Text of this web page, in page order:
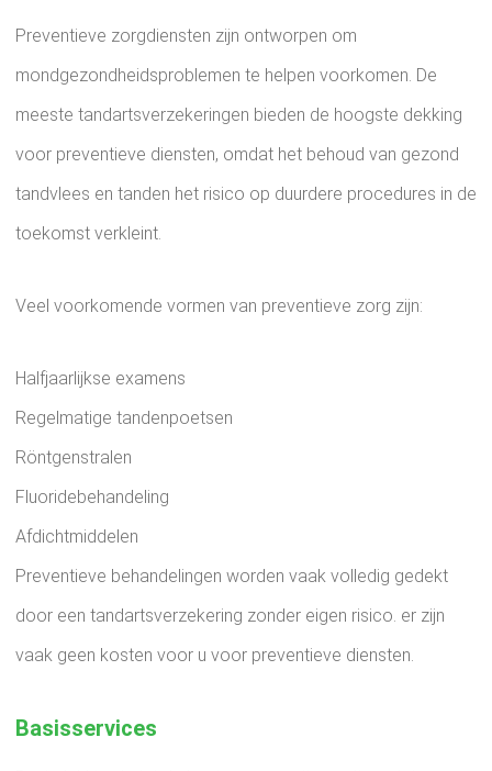
Preventieve zorgdiensten zijn ontworpen om
mondgezondheidsproblemen te helpen voorkomen. De
meeste tandartsverzekeringen bieden de hoogste dekking
voor preventieve diensten, omdat het behoud van gezond
tandvlees en tanden het risico op duurdere procedures in de
toekomst verkleint.
Veel voorkomende vormen van preventieve zorg zijn:
Halfjaarlijkse examens
Regelmatige tandenpoetsen
Röntgenstralen
Fluoridebehandeling
Afdichtmiddelen
Preventieve behandelingen worden vaak volledig gedekt
door een tandartsverzekering zonder eigen risico. er zijn
vaak geen kosten voor u voor preventieve diensten.
Basisservices